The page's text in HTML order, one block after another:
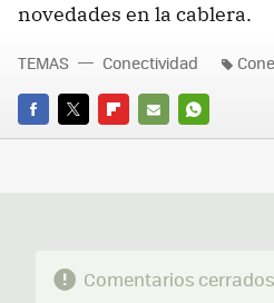
novedades en la cablera.
FACEBOOK
TWITTERFLIPBOARD
E-
WHATSAPP
TEMAS Conectividad
Comentarios cerrados